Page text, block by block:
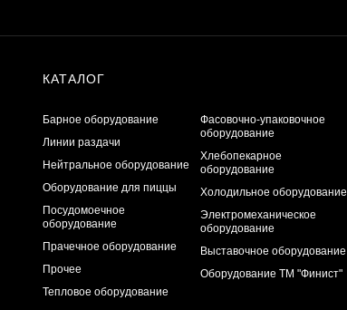
КАТАЛОГ
Барное оборудование
Линии раздачи
Нейтральное оборудование
Оборудование для пиццы
Посудомоечное
оборудование
Прачечное оборудование
Прочее
Тепловое оборудование
Фасовочно-упаковочное
оборудование
Хлебопекарное
оборудование
Холодильное оборудование
Электромеханическое
оборудование
Выставочное оборудование
Оборудование ТМ "Финист"